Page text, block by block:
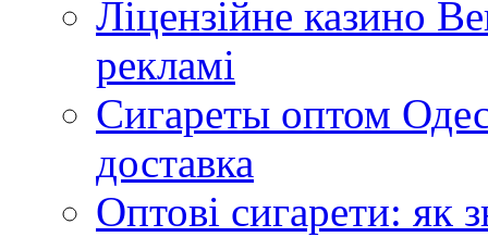
Ліцензійне казино
рекламі
Сигареты оптом
доставка
Оптові сигарети: як